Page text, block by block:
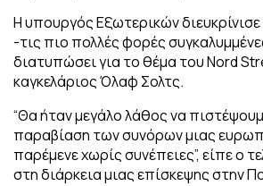
Η υπουργός Εξωτερικών διευκρίνισε
-τις πιο πολλές φορές
διατυπώσει για το θέμα του Nord
καγκελάριος Όλαφ Σολτς.
“Θα ήταν μεγάλο λάθος να
παραβίαση των συνόρων μιας
παρέμενε χωρίς συνέπειες”, είπε ο
στη διάρκεια μιας επίσκεψης στην